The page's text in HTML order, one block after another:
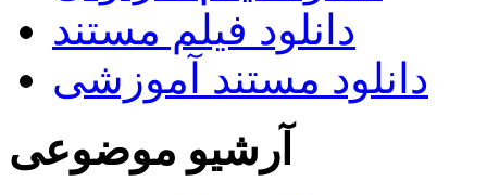
دانلود فیلم مستند
دانلود مستند آموزشی
آرشیو موضوعی